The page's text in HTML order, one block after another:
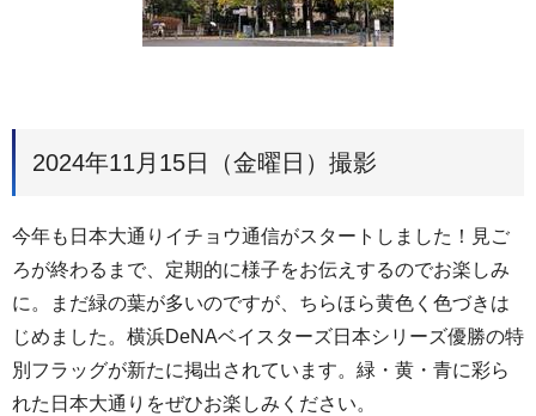
2024年11月15日（金曜日）撮影
今年も日本大通りイチョウ通信がスタートしました！見ご
ろが終わるまで、定期的に様子をお伝えするのでお楽しみ
に。まだ緑の葉が多いのですが、ちらほら黄色く色づきは
じめました。横浜DeNAベイスターズ日本シリーズ優勝の特
別フラッグが新たに掲出されています。緑・黄・青に彩ら
れた日本大通りをぜひお楽しみください。